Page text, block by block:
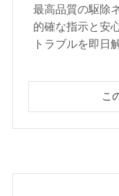
最高品質の駆除
的確な指示と安
トラブルを即日
こ